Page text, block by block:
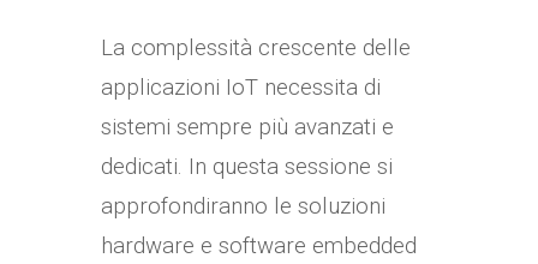
La complessità crescente delle
applicazioni IoT necessita di
sistemi sempre più avanzati e
dedicati. In questa sessione si
approfondiranno le soluzioni
hardware e software embedded